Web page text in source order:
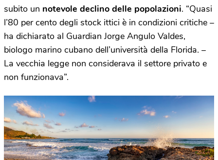
subito un notevole declino delle popolazioni. “Quasi
l’80 per cento degli stock ittici è in condizioni critiche –
ha dichiarato al Guardian Jorge Angulo Valdes,
biologo marino cubano dell’università della Florida. –
La vecchia legge non considerava il settore privato e
non funzionava”.